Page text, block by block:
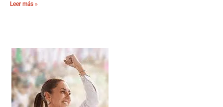
Leer más »